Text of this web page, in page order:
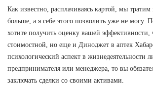
Как известно, расплачиваясь картой, мы
больше, а я себе этого позволить уже не могу.
хотите получить оценку вашей эффективности,
стоимостной, но еще и Диноджет в аптек
психологический аспект в жизнедеятельности
предпринимателя или менеджера, то вы
заключать сделки со своими активами.